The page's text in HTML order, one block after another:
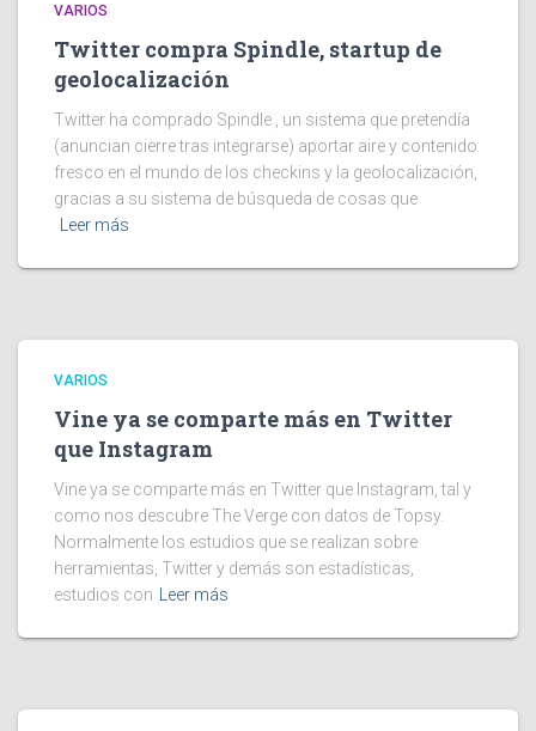
VARIOS
Twitter compra Spindle, startup de
geolocalización
Twitter ha comprado Spindle , un sistema que pretendía
(anuncian cierre tras integrarse) aportar aire y contenido
fresco en el mundo de los checkins y la geolocalización,
gracias a su sistema de búsqueda de cosas que
Leer más
VARIOS
Vine ya se comparte más en Twitter
que Instagram
Vine ya se comparte más en Twitter que Instagram, tal y
como nos descubre The Verge con datos de Topsy.
Normalmente los estudios que se realizan sobre
herramientas, Twitter y demás son estadísticas,
estudios con
Leer más